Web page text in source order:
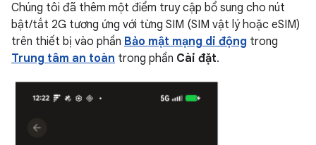
Chúng tôi đã thêm một điểm truy cập bổ sung cho nút
bật/tắt 2G tương ứng với từng SIM (SIM vật lý hoặc eSIM)
trên thiết bị vào phần Bảo mật mạng di động trong
Trung tâm an toàn trong phần Cài đặt.